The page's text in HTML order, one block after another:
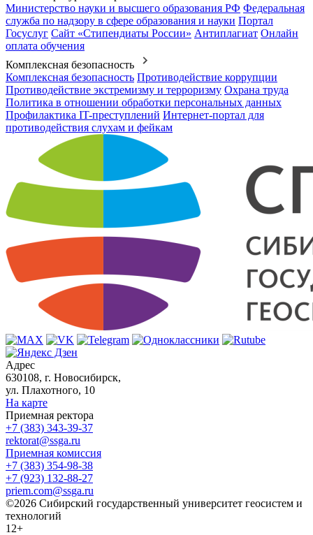
Министерство науки и высшего образования РФ Федеральная
служба по надзору в сфере образования и науки Портал
Госуслуг Сайт «Стипендиаты России» Антиплагиат Онлайн
оплата обучения
Комплексная безопасность
Комплексная безопасность Противодействие коррупции
Противодействие экстремизму и терроризму Охрана труда
Политика в отношении обработки персональных данных
Профилактика IT-преступлений Интернет-портал для
противодействия слухам и фейкам
Адрес
630108, г. Новосибирск,
ул. Плахотного, 10
На карте
Приемная ректора
+7 (383) 343-39-37
rektorat@ssga.ru
Приемная комиссия
+7 (383) 354-98-38
+7 (923) 132-88-27
priem.com@ssga.ru
©2026 Сибирский государственный университет геосистем и
технологий
12+